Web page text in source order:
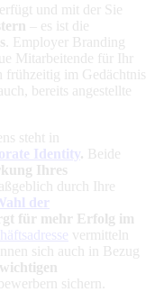
und mit der Sie
– es ist die
. Employer Branding
Mitarbeitende für Ihr
frühzeitig im Gedächtnis
bereits angestellte
steht in
Identity. Beide
Ihres
durch Ihre
der
für mehr Erfolg im
vermitteln
sich auch in Bezug
wichtigen
sichern.